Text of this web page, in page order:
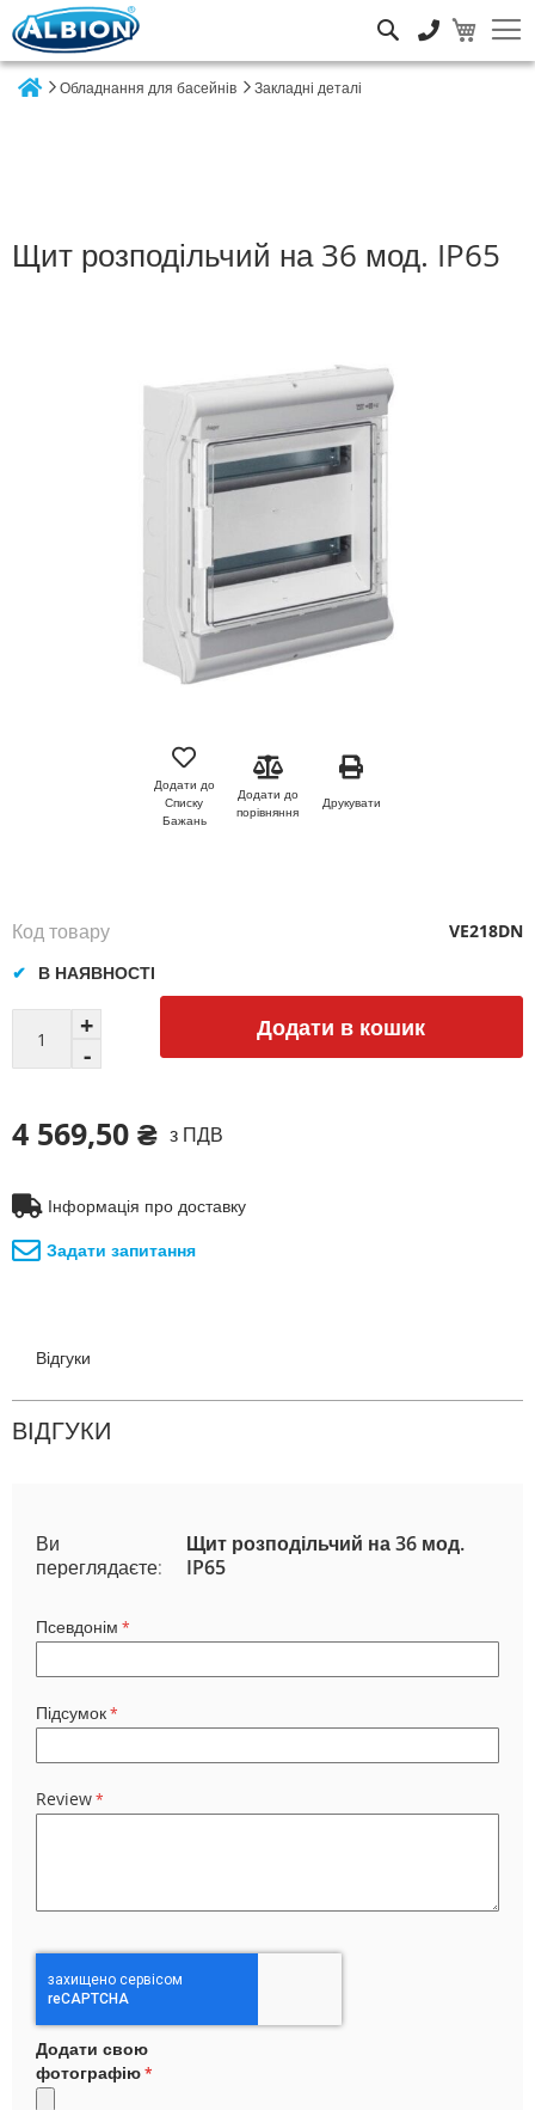
Обладнання для басейнів Закладні деталі
Щит розподільчий на 36 мод. IP65
Додати до
Списку
Бажань
Додати до
порівняння
Друкувати
Додати в кошик
4 569,50 ₴ з ПДВ
В НАЯВНОСТІ
Код товару VE218DN
Інформація про доставку
Задати запитання
Відгуки
ВІДГУКИ
Ви
переглядаєте:
Щит розподільчий на 36 мод.
IP65
Псевдонім
Підсумок
Review
Додати свою
фотографію